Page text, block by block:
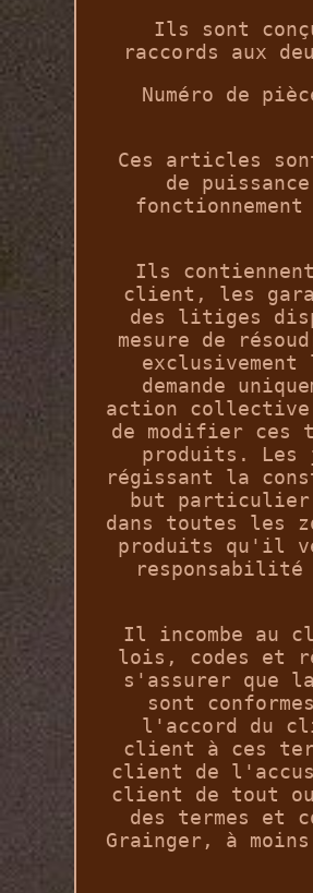
Ils sont
raccords aux
Numéro de
Ces articles
de
Ils
client, les
des litiges
mesure de
demande
action collective
de modifier ces
produits. Les
régissant la
but
dans toutes les
produits qu'il
Il incombe au
lois, codes et
s'assurer que
sont
l'accord du
client à ces
client de
client de tout ou
des termes et
Grainger, à